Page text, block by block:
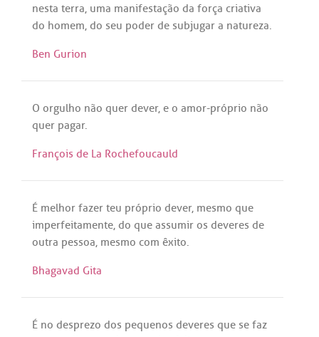
nesta terra, uma manifestação da força criativa
do homem, do seu poder de subjugar a natureza.
Ben Gurion
O orgulho não quer dever, e o amor-próprio não
quer pagar.
François de La Rochefoucauld
É melhor fazer teu próprio dever, mesmo que
imperfeitamente, do que assumir os deveres de
outra pessoa, mesmo com êxito.
Bhagavad Gita
É no desprezo dos pequenos deveres que se faz